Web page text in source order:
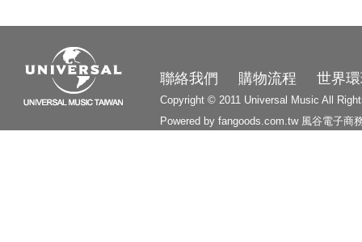
聯絡我們 購物流程 世界
Copyright © 2011 Universal Music All
Powered by fangoods.com.tw 風谷電子商